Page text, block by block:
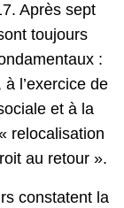
Après sept
toujours
:
à l’exercice de
et à la
relocalisation
au retour ».
constatent la